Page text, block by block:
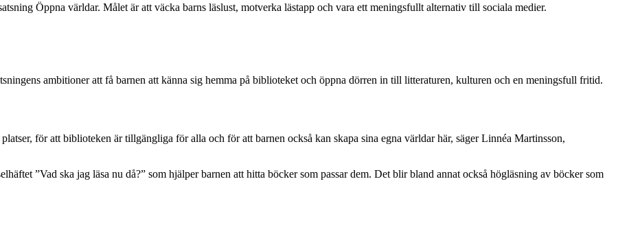
Öppna världar. Målet är att väcka barns läslust, motverka lästapp och vara ett meningsfullt alternativ till sociala medier.
ambitioner att få barnen att känna sig hemma på biblioteket och öppna dörren in till litteraturen, kulturen och en meningsfull fritid.
för att biblioteken är tillgängliga för alla och för att barnen också kan skapa sina egna världar här, säger Linnéa Martinsson,
”Vad ska jag läsa nu då?” som hjälper barnen att hitta böcker som passar dem. Det blir bland annat också högläsning av böcker som